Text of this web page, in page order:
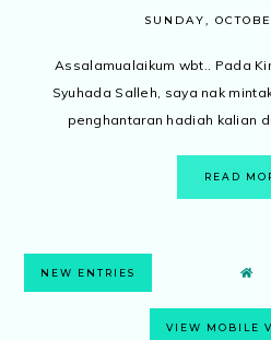
SUNDAY,
Assalamualaikum wbt.. Pada
Syuhada Salleh, saya nak
penghantaran hadiah kalian
READ
NEW ENTRIES
VIEW MOBILE